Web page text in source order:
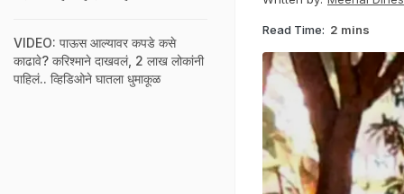
Read Time: 2 mins
VIDEO: पाऊस आल्यावर कपडे कसे
काढावे? करिश्माने दाखवलं, 2 लाख लोकांनी
पाहिलं.. व्हिडिओने घातला धुमाकूळ